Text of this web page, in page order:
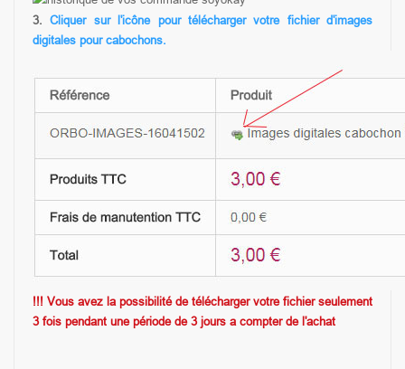
3.Cliquer sur l'icône pour télécharger votre fichier d'images
digitales pour cabochons.
!!! Vous avez la possibilité de télécharger votre fichier seulement
3 fois pendant une période de 3 jours a compter de l'achat